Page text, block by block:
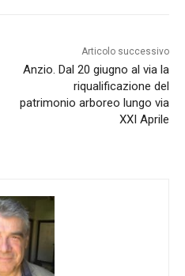
Articolo successivo
Anzio. Dal 20 giugno al via la
riqualificazione del
patrimonio arboreo lungo via
XXI Aprile